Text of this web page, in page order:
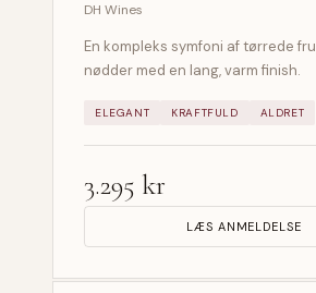
DH Wines
En kompleks symfoni af tørrede
nødder med en lang, varm finish.
ELEGANT KRAFTFULD ALDRET
3.295 kr
LÆS ANMELDELSE